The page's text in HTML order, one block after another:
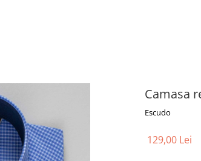
Camasa
Escudo
129,00 Lei